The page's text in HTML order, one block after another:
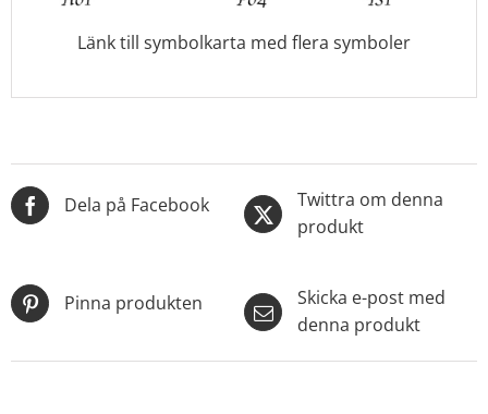
Länk till symbolkarta med flera symboler
Dela på Facebook
Twittra om denna
produkt
Pinna produkten
Skicka e-post med
denna produkt